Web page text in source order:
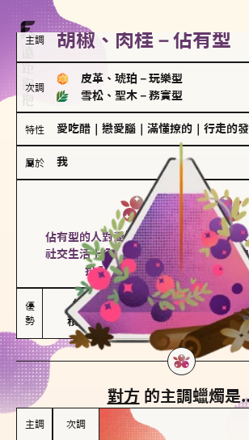
主調 胡椒、肉桂－佔有型
次調
皮革、琥珀 － 玩樂型
雪松、聖木 － 務實型
特性 愛吃醋 戀愛腦 滿懂撩的 行走的
屬於 我
佔有型
胡椒、肉桂
佔有型的人對愛情有強烈的保護欲，對
社交生活十分敏感、容易吃醋。在關係
投入和激情，但也可能讓人感到
優
勢
能建立緊密關係
積極維繫關係熱度
嫉妒
可能出
對方 的主調蠟燭是
主調 次調